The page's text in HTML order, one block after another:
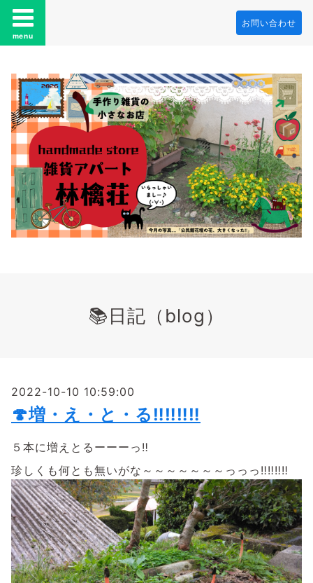
menu
お問い合わせ
📚日記（blog）
2022-10-10 10:59:00
🍄増・え・と・る‼️‼️‼️‼️
５本に増えとるーーーっ‼️
珍しくも何とも無いがな～～～～～～～っっっ‼️‼️‼️‼️